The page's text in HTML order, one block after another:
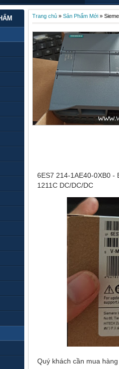
Trang chủ » Sản Phẩm Mới »
6ES7 214-1AE40-0XB0 -
1211C DC/DC/DC
Quý khách cần mua